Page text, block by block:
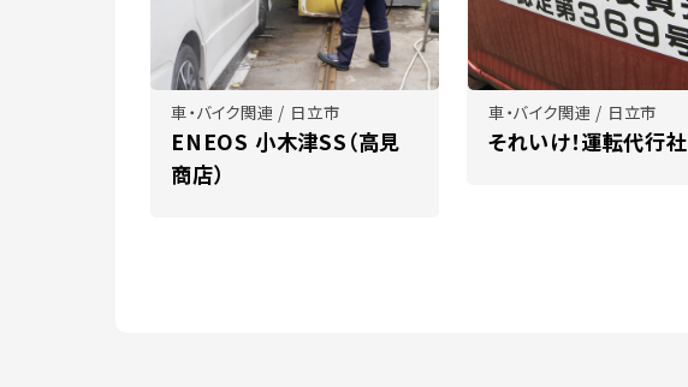
車・バイク関連 / 日立市
ENEOS 小木津SS（高見
商店）
車・バイク関連 / 日立市
それいけ！運転代行社